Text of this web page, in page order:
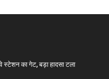
स्टेशन का गेट, बड़ा हादसा टला